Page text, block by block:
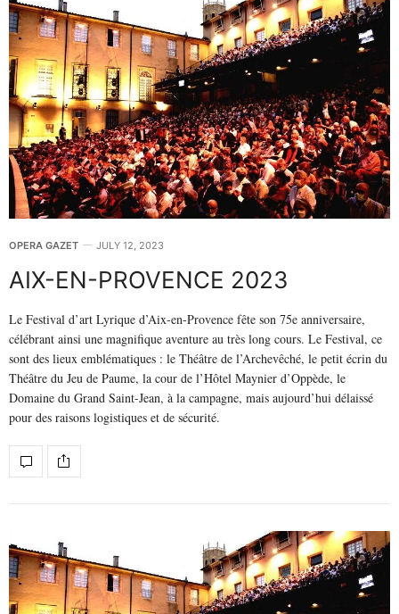
OPERA GAZET JULY 12, 2023
AIX-EN-PROVENCE 2023
Le Festival d’art Lyrique d’Aix-en-Provence fête son 75e anniversaire,
célébrant ainsi une magnifique aventure au très long cours. Le Festival, ce
sont des lieux emblématiques : le Théâtre de l’Archevêché, le petit écrin du
Théâtre du Jeu de Paume, la cour de l’Hôtel Maynier d’Oppède, le
Domaine du Grand Saint-Jean, à la campagne, mais aujourd’hui délaissé
pour des raisons logistiques et de sécurité.